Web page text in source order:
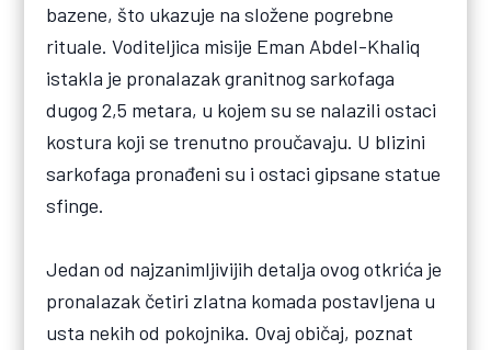
bazene, što ukazuje na složene pogrebne
rituale. Voditeljica misije Eman Abdel-Khaliq
istakla je pronalazak granitnog sarkofaga
dugog 2,5 metara, u kojem su se nalazili ostaci
kostura koji se trenutno proučavaju. U blizini
sarkofaga pronađeni su i ostaci gipsane statue
sfinge.
Jedan od najzanimljivijih detalja ovog otkrića je
pronalazak četiri zlatna komada postavljena u
usta nekih od pokojnika. Ovaj običaj, poznat